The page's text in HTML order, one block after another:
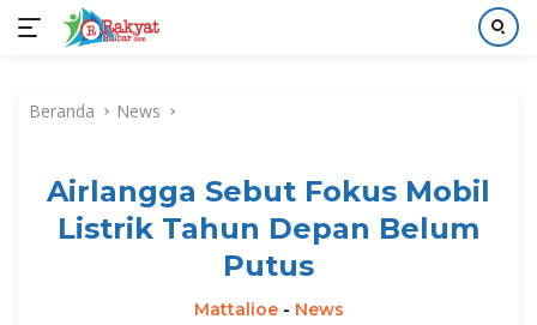
kontenBeranda News
Airlangga Sebut Fokus Mobil
Listrik Tahun Depan Belum
Putus
Mattalioe- News